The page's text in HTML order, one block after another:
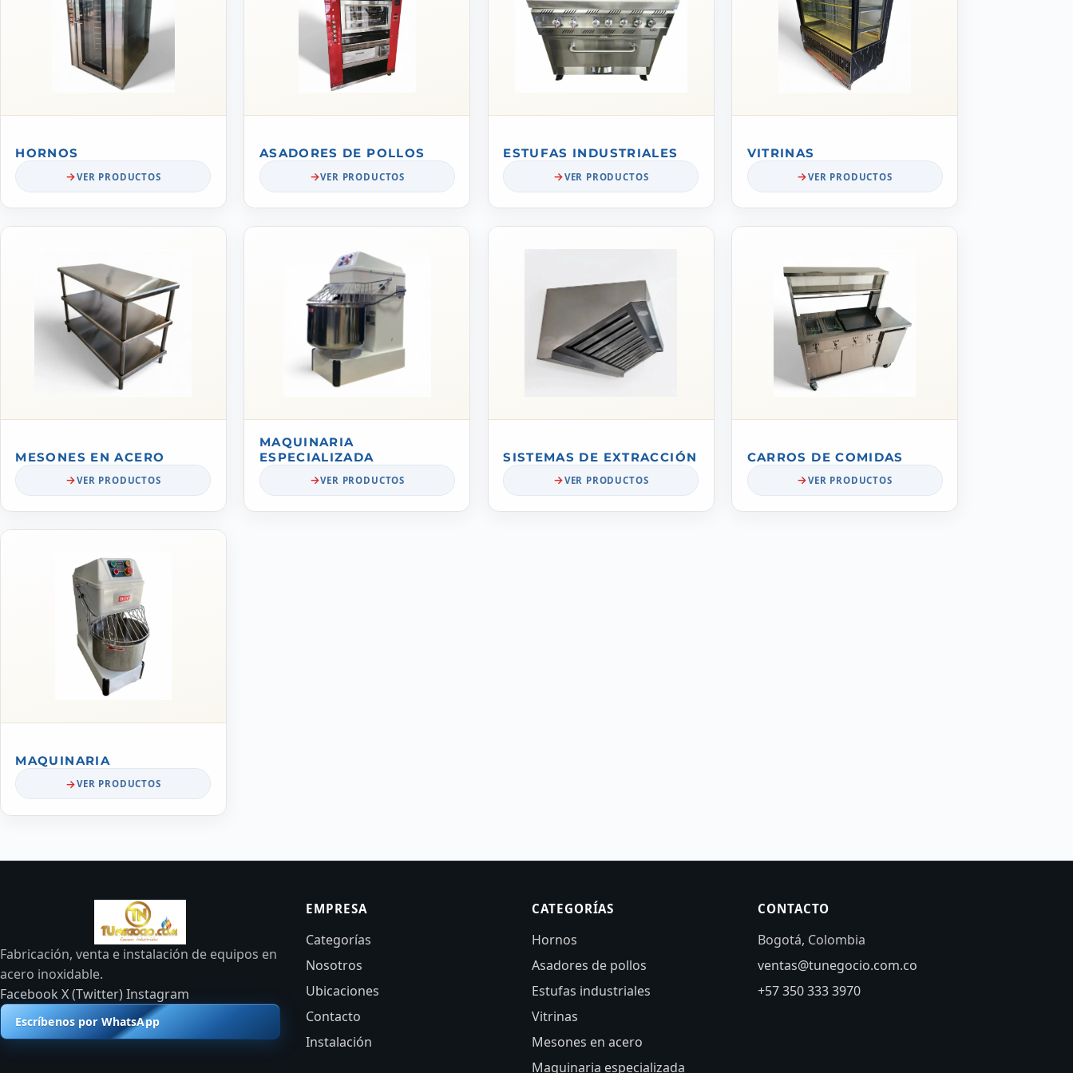
HORNOS
VER PRODUCTOS
ASADORES DE POLLOS
VER PRODUCTOS
ESTUFAS INDUSTRIALES
VER PRODUCTOS
VITRINAS
VER PRODUCTOS
MESONES EN ACERO
VER PRODUCTOS
MAQUINARIA
ESPECIALIZADA
VER PRODUCTOS
SISTEMAS DE EXTRACCIÓN
VER PRODUCTOS
CARROS DE COMIDAS
VER PRODUCTOS
MAQUINARIA
VER PRODUCTOS
Fabricación, venta e instalación de equipos en
acero inoxidable.
FacebookX (Twitter)Instagram
Escríbenos por WhatsApp
EMPRESA
Categorías
Nosotros
Ubicaciones
Contacto
Instalación
CATEGORÍAS
Hornos
Asadores de pollos
Estufas industriales
Vitrinas
Mesones en acero
Maquinaria especializada
CONTACTO
Bogotá, Colombia
ventas@tunegocio.com.co
+57 350 333 3970